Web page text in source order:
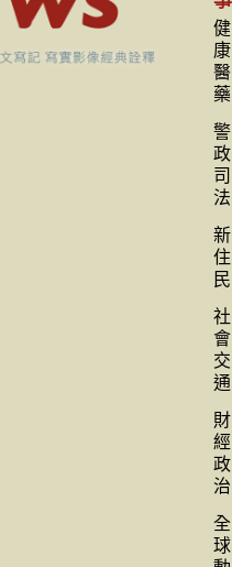
健
康
醫
藥
警
政
司
法
新
住
民
社
會
交
通
財
經
政
治
全
球